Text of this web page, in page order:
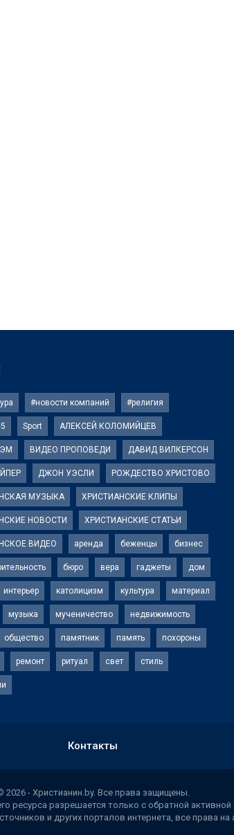
#новости компаний #религия
Sport АЛЕКСЕЙ КОЛОМИЙЦЕВ
ВИДЕО ПРОПОВЕДИ ДАВИД ВИЛКЕРСОН
ДЖОН УЭСЛИ РОЖДЕСТВО ХРИСТОВО
МУЗЫКА ХРИСТИАНСКИЕ КЛИПЫ
НОВОСТИ ХРИСТИАНСКИЕ СТАТЬИ
ВИДЕО аренда беженцы бизнес
бюро вера гаджеты дом
интерьер католицизм культура материал
музыка мученичество недвижимость
общество памятник память похороны
ремонт ритуал свет стиль
Контакты
2026 - Христианин.by. Все права защищены.
ресурса разрешается только с обратной активной
и других порталов интернета, все права